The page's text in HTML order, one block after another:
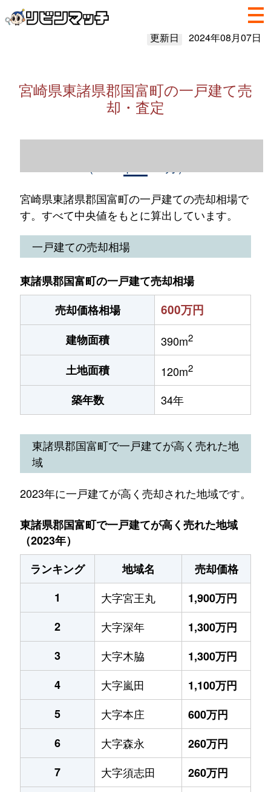
更新日 2024年08月07日
宮崎県東諸県郡国富町の一戸建て売
却・査定
宮崎県東諸県郡国富町の一戸建ての売却相場で
す。すべて中央値をもとに算出しています。
一戸建ての売却相場
東諸県郡国富町の一戸建て売却相場
売却価格相場
600万円
建物面積 390m2
土地面積 120m2
築年数 34年
東諸県郡国富町で一戸建てが高く売れた地
域
2023年に一戸建てが高く売却された地域です。
東諸県郡国富町で一戸建てが高く売れた地域
（2023年）
ランキング
地域名
売却価格
1
大字宮王丸
1,900万円
2
大字深年
1,300万円
3
大字木脇
1,300万円
4
大字嵐田
1,100万円
5
大字本庄
600万円
6
大字森永
260万円
7
大字須志田
260万円